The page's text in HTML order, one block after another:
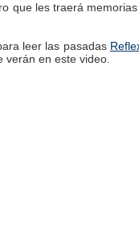
que les traerá
leer las pasadas
en este video.